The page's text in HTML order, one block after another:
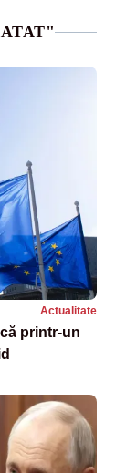
Actualitate
printr-un